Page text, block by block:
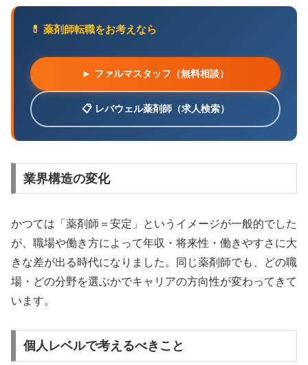
💊 薬剤師転職をお考えなら
► ファルマスタッフ（無料相談）
📋 レバウェル薬剤師（求人検索）
業界構造の変化
かつては「薬剤師＝安定」というイメージが一般的でした
が、職場や働き方によって年収・将来性・働きやすさに大
きな差が出る時代になりました。同じ薬剤師でも、どの職
場・どの分野を選ぶかでキャリアの方向性が変わってきて
います。
個人レベルで考えるべきこと